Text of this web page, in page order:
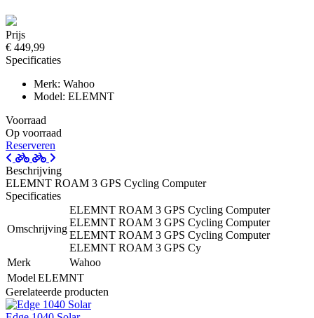
Prijs
€ 449,99
Specificaties
Merk: Wahoo
Model: ELEMNT
Voorraad
Op voorraad
Reserveren
Beschrijving
ELEMNT ROAM 3 GPS Cycling Computer
Specificaties
Omschrijving
ELEMNT ROAM 3 GPS Cycling Computer
ELEMNT ROAM 3 GPS Cycling Computer
ELEMNT ROAM 3 GPS Cycling Computer
ELEMNT ROAM 3 GPS Cy
Merk
Wahoo
Model ELEMNT
Gerelateerde producten